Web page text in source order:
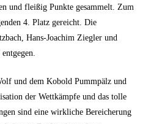
und fleißig Punkte gesammelt. Zum
4. Platz gereicht. Die
Hans-Joachim Ziegler und
und dem Kobold Pummpälz und
der Wettkämpfe und das tolle
sind eine wirkliche Bereicherung